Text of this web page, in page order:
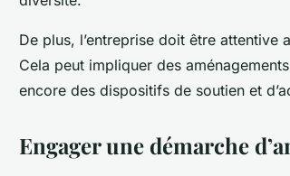
De plus, l’entreprise doit être
Cela peut impliquer des
encore des dispositifs de soutien et
Engager une démarche